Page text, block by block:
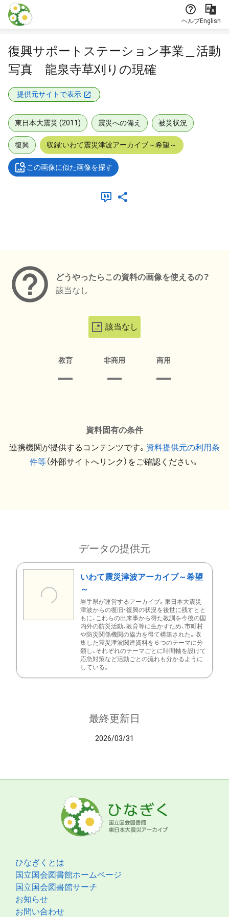
本文に飛ぶ
ヘルプEnglish
復興サポートステーション事業＿活動
写真 龍泉寺草刈りの現確
提供元サイトで表示
東日本大震災 (2011) 震災への備え 被災状況
復興 収録:いわて震災津波アーカイブ～希望～
この画像に似た画像を探す
どうやったらこの資料の画像を使えるの？
該当なし
該当なし
教育 非商用 商用
資料固有の条件
連携機関が提供するコンテンツです。 資料提供元の利用条
件等（外部サイトへリンク）をご確認ください。
データの提供元
いわて震災津波アーカイブ～希望
～
岩手県が運営するアーカイブ。東日本大震災
津波からの復旧・復興の状況を後世に残すとと
もに、これらの出来事から得た教訓を今後の国
内外の防災活動、教育等に生かすため、市町村
や防災関係機関の協力を得て構築された。収
集した震災津波関連資料を６つのテーマに分
類し、それぞれのテーマごとに時間軸を設けて
応急対策など活動ごとの流れも分かるように
している。
最終更新日
2026/03/31
ひなぎくとは
国立国会図書館ホームページ
国立国会図書館サーチ
お知らせ
お問い合わせ